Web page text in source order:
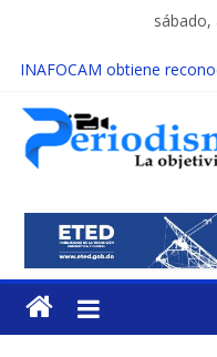
sábado,
INAFOCAM obtiene
15 de febrero de cada año
cáncer infantil
EL ENFOQUE
MESCyT y Universidad
reclusos
MESCyT presenta
Educación